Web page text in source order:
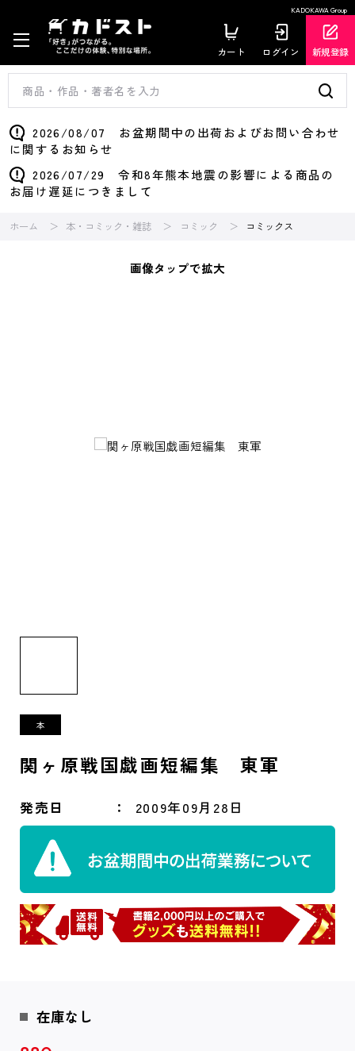
KADOKAWA Group
カート ログイン 新規登録
2026/08/07 お盆期間中の出荷およびお問い合わせ
に関するお知らせ
2026/07/29 令和8年熊本地震の影響による商品の
お届け遅延につきまして
ホーム 本・コミック・雑誌 コミック コミックス
画像タップで拡大
関ヶ原戦国戯画短編集 東軍
発売日 2009年09月28日
在庫なし